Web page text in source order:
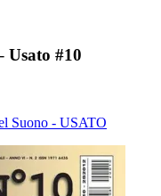
Usato #10
Suono - USATO